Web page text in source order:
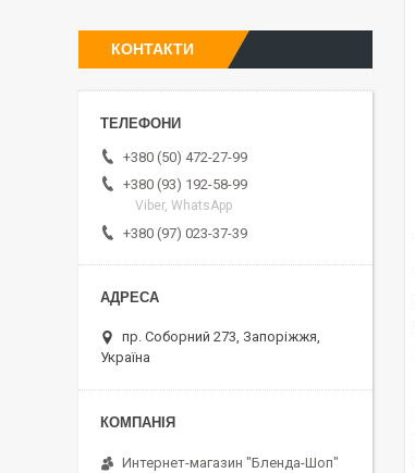
КОНТАКТИ
+380 (50) 472-27-99
+380 (93) 192-58-99
Viber, WhatsApp
+380 (97) 023-37-39
пр. Соборний 273, Запоріжжя,
Україна
Интернет-магазин "Бленда-Шоп"